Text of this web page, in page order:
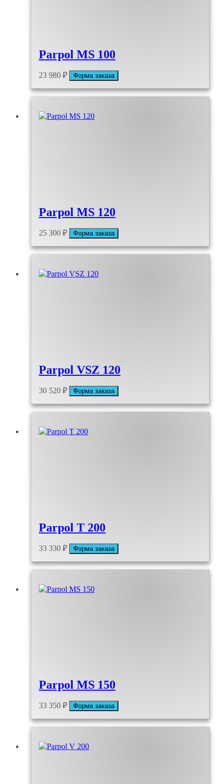
Parpol MS 100
23 980 ₽ Форма заказа
Parpol MS 120
25 300 ₽ Форма заказа
Parpol VSZ 120
30 520 ₽ Форма заказа
Parpol T 200
33 330 ₽ Форма заказа
Parpol MS 150
33 350 ₽ Форма заказа